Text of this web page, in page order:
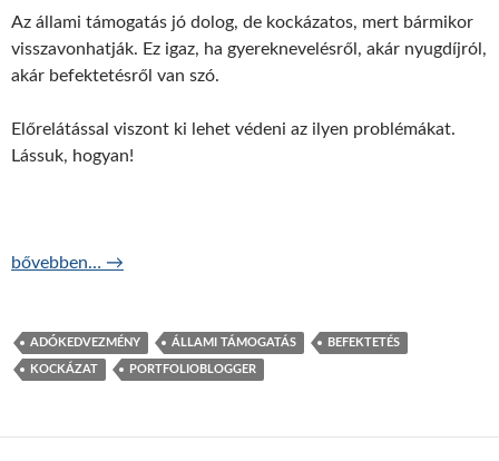
Az állami támogatás jó dolog, de kockázatos, mert bármikor
visszavonhatják. Ez igaz, ha gyereknevelésről, akár nyugdíjról,
akár befektetésről van szó.
Előrelátással viszont ki lehet védeni az ilyen problémákat.
Lássuk, hogyan!
Hogyan bánjunk óvatosan az állami támogatásokkal?
bővebben… →
ADÓKEDVEZMÉNY ÁLLAMI TÁMOGATÁS BEFEKTETÉS
KOCKÁZAT PORTFOLIOBLOGGER